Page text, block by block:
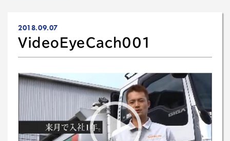
2018.09.07
VideoEyeCach001